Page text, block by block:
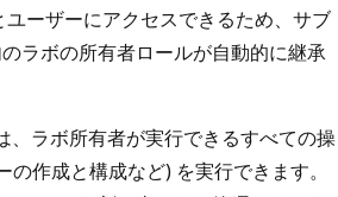
ユーザーにアクセスできるため、サブ
ラボの所有者ロールが自動的に継承
、ラボ所有者が実行できるすべての操
の作成と構成など) を実行できます。